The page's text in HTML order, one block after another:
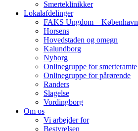
Smerteklinikker
Lokalafdelinger
FAKS Ungdom – København
Horsens
Hovedstaden og omegn
Kalundborg
Nyborg
Onlinegruppe for smerteramte
Onlinegruppe for pårørende
Randers
Slagelse
Vordingborg
Om os
Vi arbejder for
Bestyrelsen